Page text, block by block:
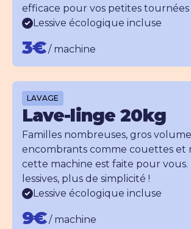
efficace pour vos petites tournées
Lessive écologique incluse
3€/ machine
LAVAGE
Lave-linge 20kg
Familles nombreuses, gros
encombrants comme couettes et
cette machine est faite pour vous.
lessives, plus de simplicité !
Lessive écologique incluse
9€/ machine